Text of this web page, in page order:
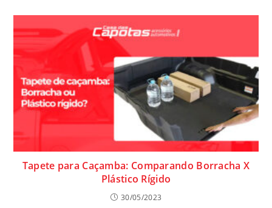
Tapete para Caçamba: Comparando Borracha X
Plástico Rígido
30/05/2023